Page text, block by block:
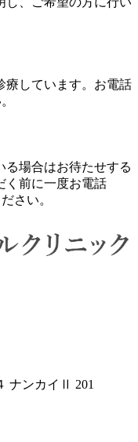
療しています。お電話
る場合はお待たせする
く前に一度お電話
さい。
ナンカイⅡ 201